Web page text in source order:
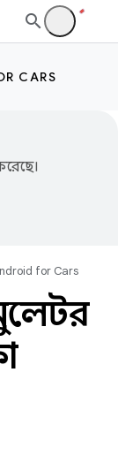
CARS
for Cars